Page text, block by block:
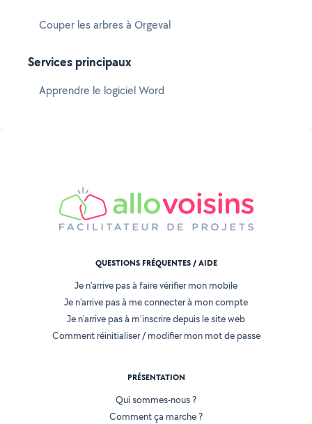
Couper les arbres à Orgeval
Services principaux
Apprendre le logiciel Word
QUESTIONS FRÉQUENTES / AIDE
Je n'arrive pas à faire vérifier mon mobile
Je n'arrive pas à me connecter à mon compte
Je n'arrive pas à m'inscrire depuis le site web
Comment réinitialiser / modifier mon mot de passe
PRÉSENTATION
Qui sommes-nous ?
Comment ça marche ?